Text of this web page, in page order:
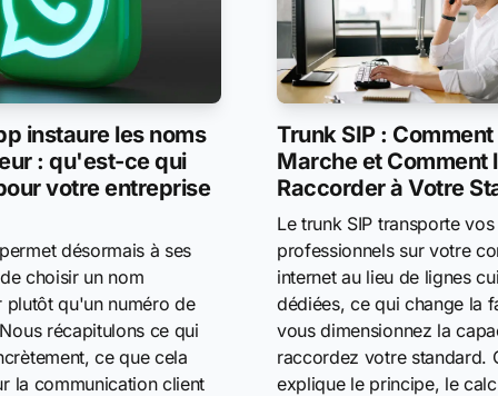
instaure les noms
: qu'est-ce qui
votre entreprise
désormais à ses
choisir un nom
plutôt qu'un numéro de
récapitulons ce qui
ce que cela
la communication client
Trunk SIP : Comment
Marche et Comment
Raccorder à Votre
Le trunk SIP transporte
professionnels sur votre
internet au lieu de lignes
dédiées, ce qui change la
vous dimensionnez la
raccordez votre standard.
explique le principe, le